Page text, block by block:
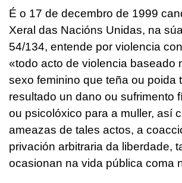
É o 17 de decembro de 1999
Xeral das Nacións Unidas, na
54/134, entende por violencia
«todo acto de violencia baseado
sexo feminino que teña ou poida
resultado un dano ou sufrimento
ou psicolóxico para a muller, así
ameazas de tales actos, a
privación arbitraria da liberdade,
ocasionan na vida pública coma